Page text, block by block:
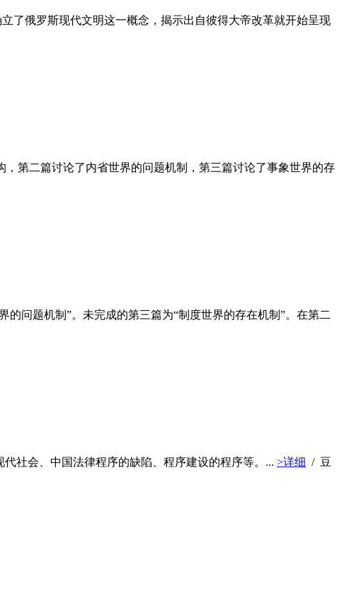
了俄罗斯现代文明这一概念，揭示出自彼得大帝改革就开始呈现
第二篇讨论了内省世界的问题机制，第三篇讨论了事象世界的存
的问题机制”。未完成的第三篇为“制度世界的存在机制”。在第二
社会、中国法律程序的缺陷、程序建设的程序等。... >详细 / 豆